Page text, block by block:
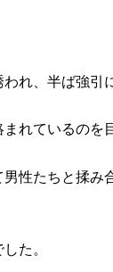
れ、半ば強引
れているのを
性たちと揉み
た。